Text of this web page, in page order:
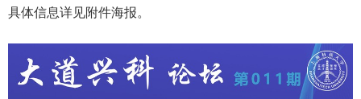
具体信息详见附件海报。